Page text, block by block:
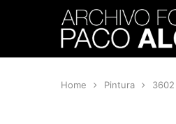
Home Pintura 3602